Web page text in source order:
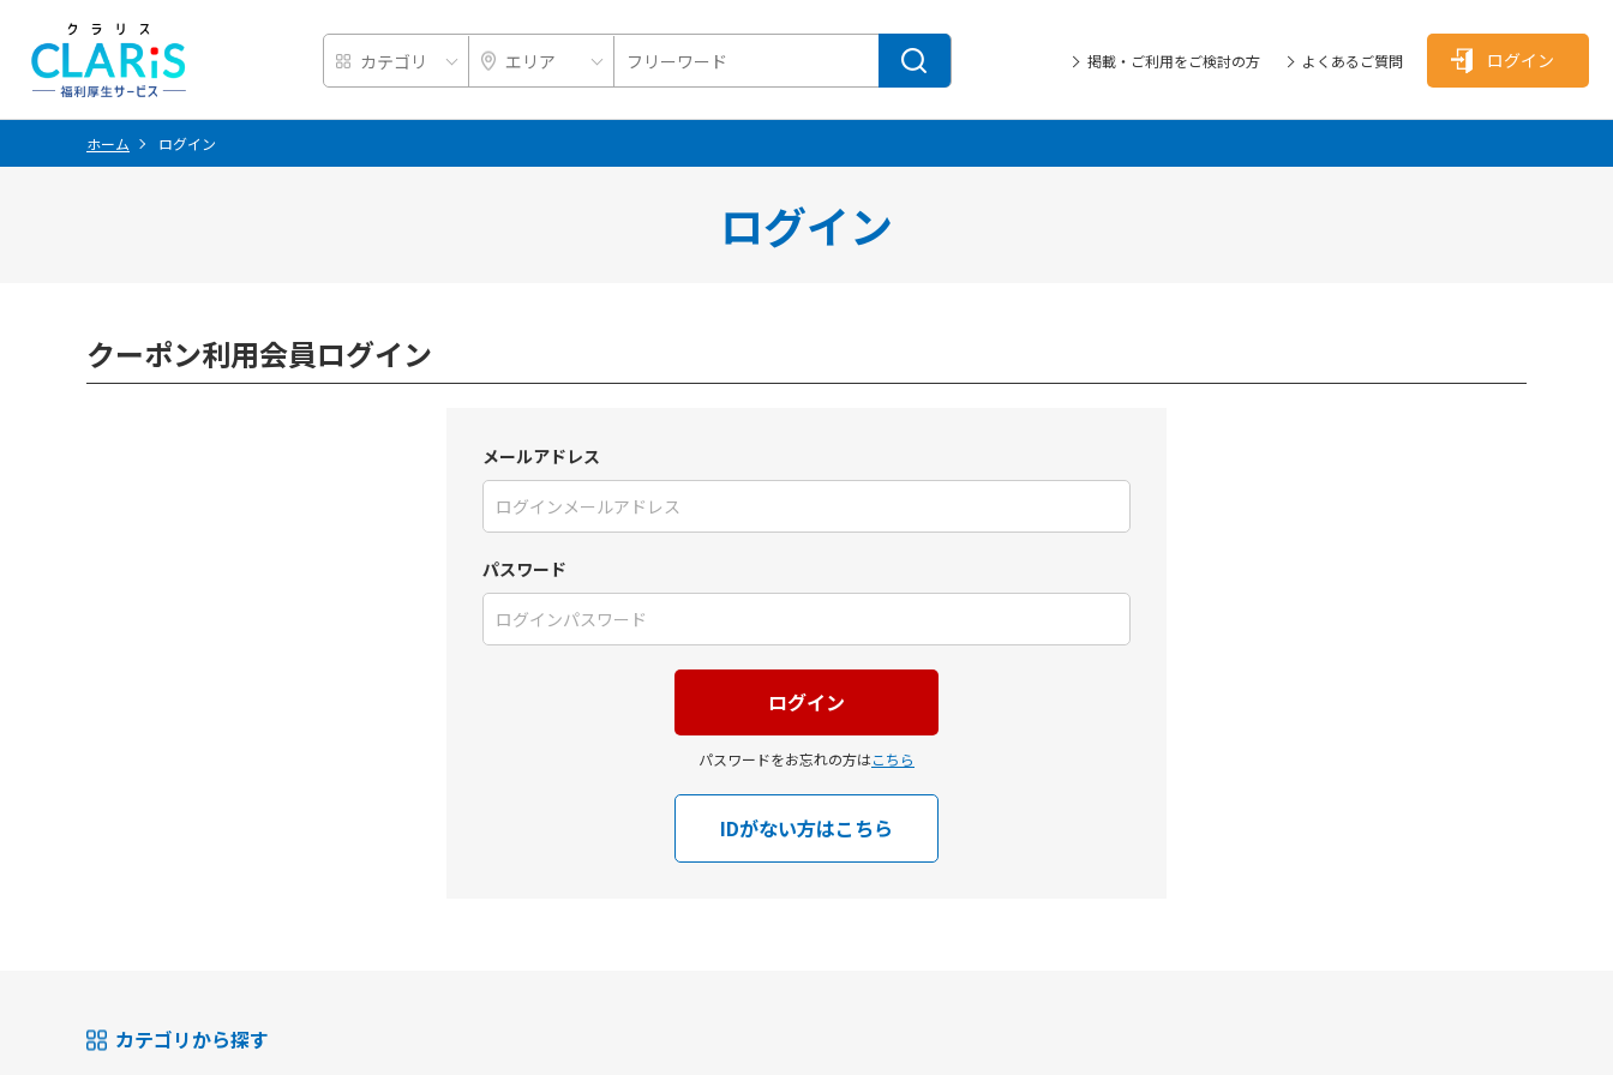
掲載・ご利用をご検討の方 よくあるご質問 ログイン
ホーム ログイン
ログイン
クーポン利用会員ログイン
メールアドレス
パスワード
パスワードをお忘れの方はこちら
IDがない方はこちら
カテゴリから探す